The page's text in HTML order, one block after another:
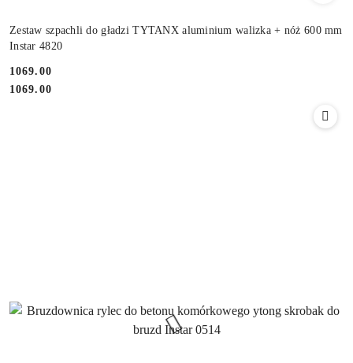
Zestaw szpachli do gładzi TYTANX aluminium walizka + nóż 600 mm
Instar 4820
Cena:
1069.00
Cena:
1069.00